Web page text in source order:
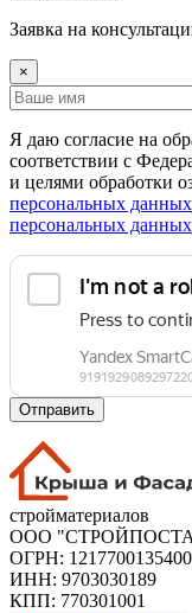
Заявка на
×
Я даю согласие на
соответствии с
и целями обработки
персональных данных
персональных данных
Отправить
стройматериалов
ООО
ОГРН: 1217700135400
ИНН: 9703030189
КПП: 770301001